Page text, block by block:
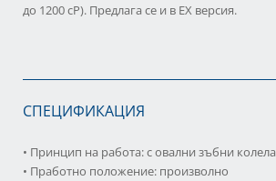
до 1200 cP). Предлага се и в EX версия.
СПЕЦИФИКАЦИЯ
• Принцип на работа: с овални зъбни колела
• Пработно положение: произволно